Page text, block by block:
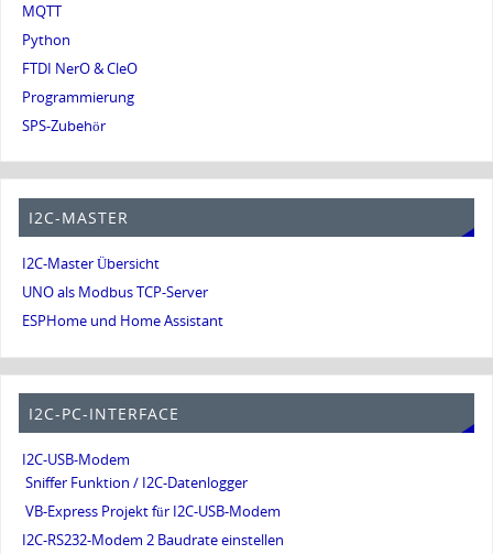
MQTT
Python
FTDI NerO & CleO
Programmierung
SPS-Zubehör
I2C-MASTER
I2C-Master Übersicht
UNO als Modbus TCP-Server
ESPHome und Home Assistant
I2C-PC-INTERFACE
I2C-USB-Modem
Sniffer Funktion / I2C-Datenlogger
VB-Express Projekt für I2C-USB-Modem
I2C-RS232-Modem 2 Baudrate einstellen